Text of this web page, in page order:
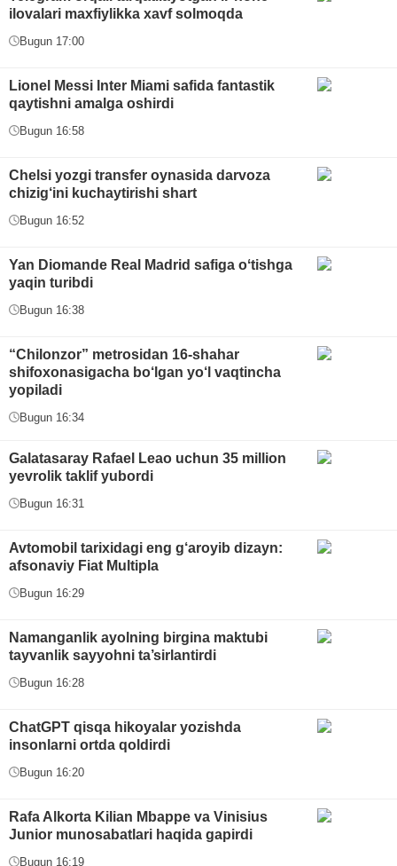
ilovalari maxfiylikka xavf solmoqda
Bugun 17:00
Lionel Messi Inter Miami safida fantastik
qaytishni amalga oshirdi
Bugun 16:58
Chelsi yozgi transfer oynasida darvoza
chizig‘ini kuchaytirishi shart
Bugun 16:52
Yan Diomande Real Madrid safiga oʻtishga
yaqin turibdi
Bugun 16:38
“Chilonzor” metrosidan 16-shahar
shifoxonasigacha bo‘lgan yo‘l vaqtincha
yopiladi
Bugun 16:34
Galatasaray Rafael Leao uchun 35 million
yevrolik taklif yubordi
Bugun 16:31
Avtomobil tarixidagi eng g‘aroyib dizayn:
afsonaviy Fiat Multipla
Bugun 16:29
Namanganlik ayolning birgina maktubi
tayvanlik sayyohni ta’sirlantirdi
Bugun 16:28
ChatGPT qisqa hikoyalar yozishda
insonlarni ortda qoldirdi
Bugun 16:20
Rafa Alkorta Kilian Mbappe va Vinisius
Junior munosabatlari haqida gapirdi
Bugun 16:19